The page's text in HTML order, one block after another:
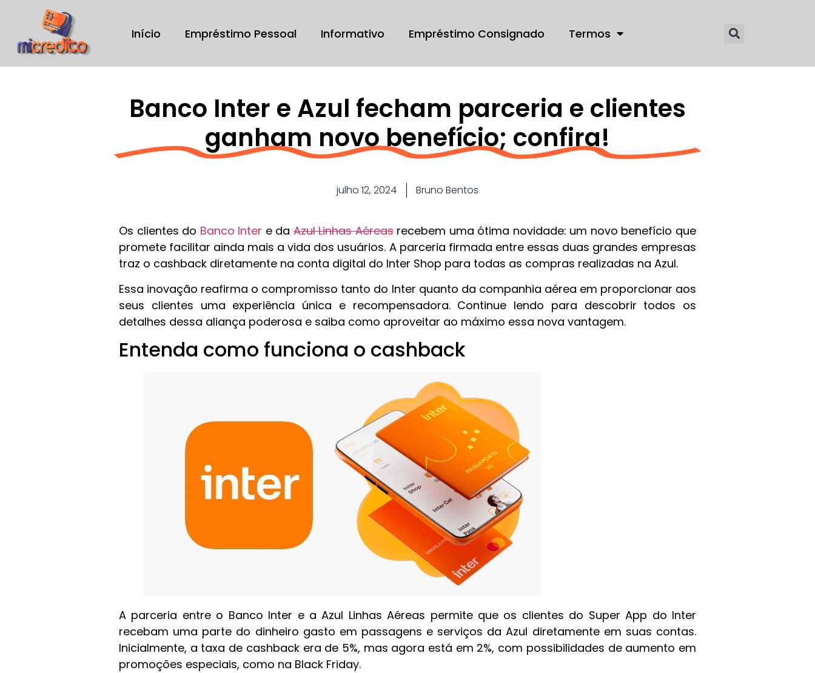
Início Empréstimo Pessoal Informativo Empréstimo Consignado Termos
Banco Inter e Azul fecham parceria e clientes
ganham novo benefício; confira!
julho 12, 2024 Bruno Bentos
Os clientes do Banco Inter e daAzul Linhas Aéreasrecebem uma ótima novidade: um novo benefício que
promete facilitar ainda mais a vida dos usuários. A parceria firmada entre essas duas grandes empresas
traz o cashback diretamente na conta digital do Inter Shop para todas as compras realizadas na Azul.
Essa inovação reafirma o compromisso tanto do Inter quanto da companhia aérea em proporcionar aos
seus clientes uma experiência única e recompensadora. Continue lendo para descobrir todos os
detalhes dessa aliança poderosa e saiba como aproveitar ao máximo essa nova vantagem.
Entenda como funciona o cashback
A parceria entre o Banco Inter e a Azul Linhas Aéreas permite que os clientes do Super App do Inter
recebam uma parte do dinheiro gasto em passagens e serviços da Azul diretamente em suas contas.
Inicialmente, a taxa de cashback era de 5%, mas agora está em 2%, com possibilidades de aumento em
promoções especiais, como na Black Friday.